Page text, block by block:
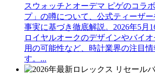
スウォッチとオーデマ ピゲのコラ
プ」の噂について、公式ティーザ
事実に基づき徹底解説。2026年5月
ロイヤルオークのデザインやバイ
用の可能性など、時計業界の注目情
す。...